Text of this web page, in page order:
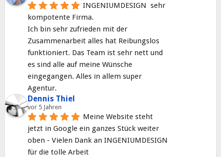
INGENIUMDESIGN  sehr
kompotente Firma.
Ich bin sehr zufrieden mit der
Zusammenarbeit alles hat Reibungslos
funktioniert. Das Team ist sehr nett und
es sind alle auf meine Wünsche
eingegangen. Alles in allem super
Agentur.
Dennis Thiel
vor 5 Jahren
Meine Website steht
jetzt in Google ein ganzes Stück weiter
oben - Vielen Dank an INGENIUMDESIGN
für die tolle Arbeit